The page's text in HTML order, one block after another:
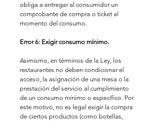
obliga a entregar al consumidor un
comprobante de compra o ticket al
momento del consumo.
Error 6: Exigir consumo mínimo.
Asimismo, en términos de la Ley, los
restaurantes no deben condicionar el
acceso, la asignación de una mesa o la
prestación del servicio al cumplimiento
de un consumo mínimo o específico. Por
este motivo, no es legal exigir la compra
de ciertos productos (como botellas,